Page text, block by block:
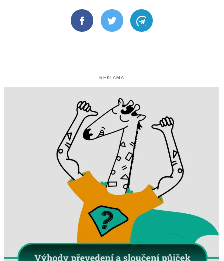
FacebookTwitter Telegram
REKLAMA